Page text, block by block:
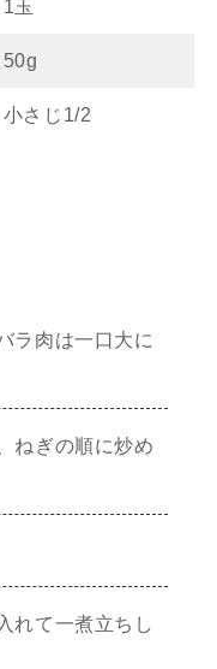
1玉
50g
小さじ1/2
ラ肉は一口大に
ねぎの順に炒め
て一煮立ちし